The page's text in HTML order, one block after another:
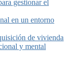
gestionar el
en un entorno
de vivienda
y mental